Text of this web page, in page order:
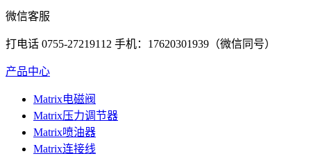
微信客服
打电话 0755-27219112 手机：17620301939（微信同号）
产品中心
Matrix电磁阀
Matrix压力调节器
Matrix喷油器
Matrix连接线